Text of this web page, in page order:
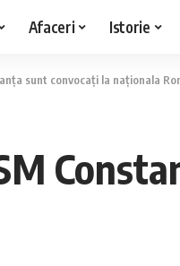
Afaceri Istorie
sunt convocați la naționala